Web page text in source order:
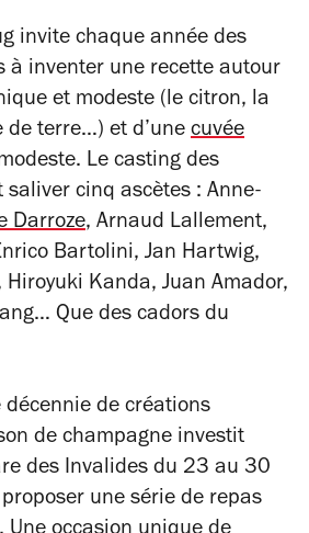
invite chaque année des
à inventer une recette autour
et modeste (le citron, la
de terre…) et d’une cuvée
Le casting des
cinq ascètes : Anne-
Darroze, Arnaud Lallement,
Bartolini, Jan Hartwig,
Kanda, Juan Amador,
Que des cadors du
de créations
de champagne investit
des Invalides du 23 au 30
une série de repas